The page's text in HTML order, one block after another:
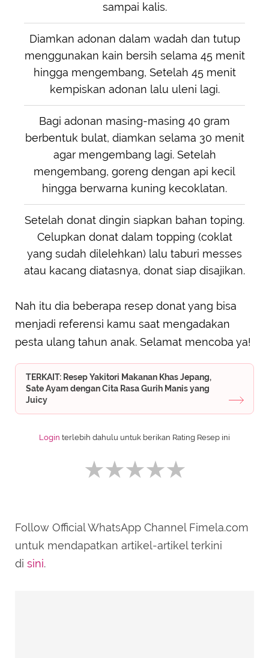
sampai kalis.
Diamkan adonan dalam wadah dan tutup
menggunakan kain bersih selama 45 menit
hingga mengembang, Setelah 45 menit
kempiskan adonan lalu uleni lagi.
Bagi adonan masing-masing 40 gram
berbentuk bulat, diamkan selama 30 menit
agar mengembang lagi. Setelah
mengembang, goreng dengan api kecil
hingga berwarna kuning kecoklatan.
Setelah donat dingin siapkan bahan toping.
Celupkan donat dalam topping (coklat
yang sudah dilelehkan) lalu taburi messes
atau kacang diatasnya, donat siap disajikan.
Nah itu dia beberapa resep donat yang bisa
menjadi referensi kamu saat mengadakan
pesta ulang tahun anak. Selamat mencoba ya!
TERKAIT: Resep Yakitori Makanan Khas Jepang,
Sate Ayam dengan Cita Rasa Gurih Manis yang
Juicy
Login terlebih dahulu untuk berikan Rating Resep ini
SUBMIT REVIEW
Follow Official WhatsApp Channel Fimela.com
untuk mendapatkan artikel-artikel terkini
di sini.